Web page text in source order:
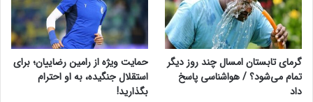
گرمای تابستان امسال چند روز دیگر
تمام می‌شود؟ / هواشناسی پاسخ
داد
حمایت ویژه از رامین رضاییان؛ برای
استقلال جنگیده، به او احترام
بگذارید!